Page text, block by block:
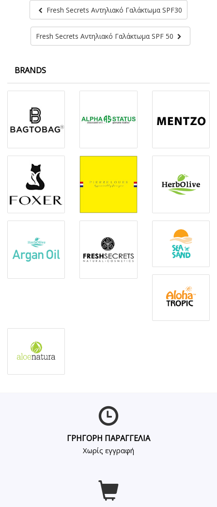
Fresh Secrets Αντηλιακό Γαλάκτωμα SPF30
Fresh Secrets Αντηλιακό Γαλάκτωμα SPF 50
BRANDS
ΓΡΗΓΟΡΗ ΠΑΡΑΓΓΕΛΙΑ
Χωρίς εγγραφή